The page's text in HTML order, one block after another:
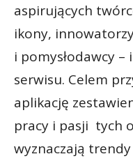
aspirujących
ikony,
i pomysłodawcy
serwisu. Celem
aplikację
pracy i pasji tych
wyznaczają